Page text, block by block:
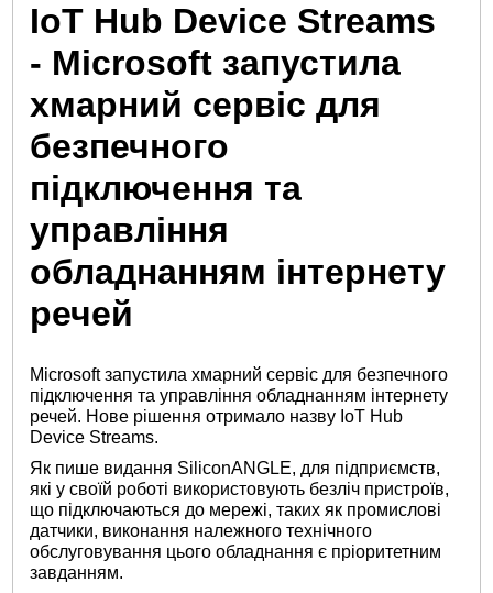
IoT Hub Device Streams
- Microsoft запустила
хмарний сервіс для
безпечного
підключення та
управління
обладнанням інтернету
речей
Microsoft запустила хмарний сервіс для безпечного
підключення та управління обладнанням інтернету
речей. Нове рішення отримало назву IoT Hub
Device Streams.
Як пише видання SiliconANGLE, для підприємств,
які у своїй роботі використовують безліч пристроїв,
що підключаються до мережі, таких як промислові
датчики, виконання належного технічного
обслуговування цього обладнання є пріоритетним
завданням.